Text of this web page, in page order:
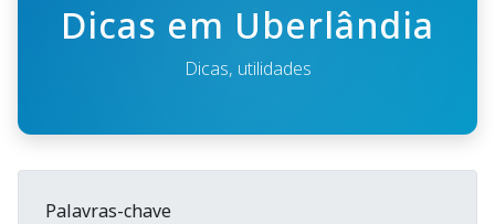
Dicas em Uberlândia
Dicas, utilidades
Palavras-chave